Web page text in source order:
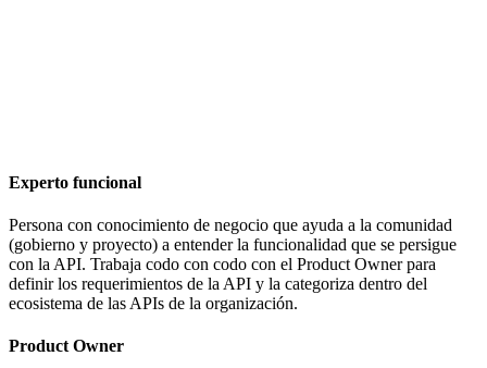
Experto funcional
Persona con conocimiento de negocio que ayuda a la comunidad
(gobierno y proyecto) a entender la funcionalidad que se persigue
con la API. Trabaja codo con codo con el Product Owner para
definir los requerimientos de la API y la categoriza dentro del
ecosistema de las APIs de la organización.
Product Owner